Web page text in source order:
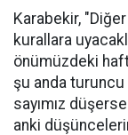
Karabekir,
kurallara
önümüzdeki
şu anda turuncu
sayımız
anki